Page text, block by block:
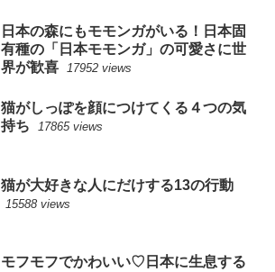
日本の森にもモモンガがいる！日本固
有種の「日本モモンガ」の可愛さに世
界が歓喜
17952 views
猫がしっぽを顔につけてくる４つの気
持ち
17865 views
猫が大好きな人にだけする13の行動
15588 views
モフモフでかわいい♡日本に生息する